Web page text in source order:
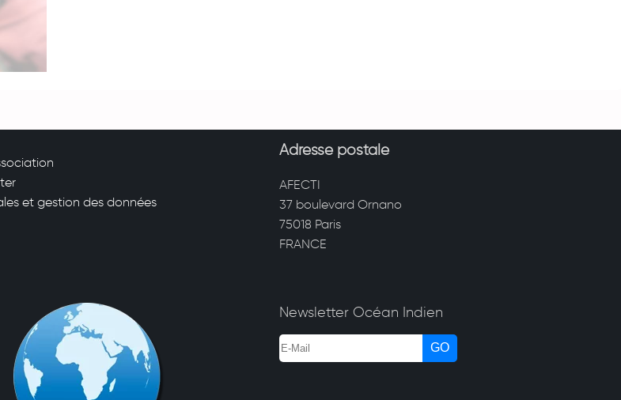
et gestion des données
Adresse postale
AFECTI
37 boulevard Ornano
75018 Paris
FRANCE
Newsletter Océan Indien